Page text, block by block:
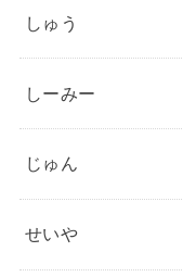
しゅう
しーみー
じゅん
せいや